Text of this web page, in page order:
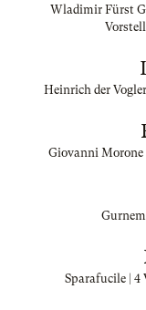
Wladimir Fürst
Heinrich der
Giovanni Morone
Sparafucile | 4